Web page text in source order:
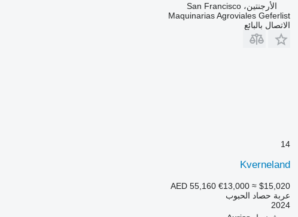
الأرجنتين، San Francisco
Maquinarias Agroviales Geferlist
الاتصال بالبائع
14
Kverneland
AED 55,160 €13,000 ≈ $15,020
عربة حصاد الحبوب
2024